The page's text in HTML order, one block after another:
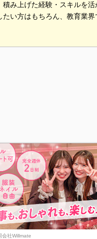
み上げた経験・スキルを
い方はもちろん、教育業
会社Willmate